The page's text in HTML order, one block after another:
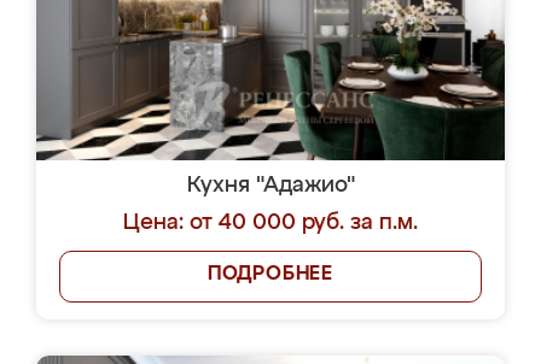
Кухня "Адажио"
Цена: от 40 000 руб. за п.м.
ПОДРОБНЕЕ